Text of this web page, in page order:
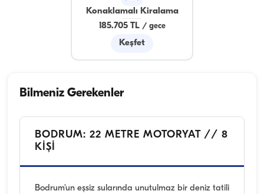
Konaklamalı Kiralama
185.705 TL/ gece
Keşfet
Bilmeniz Gerekenler
BODRUM: 22 METRE MOTORYAT // 8
KİŞİ
Bodrum'un eşsiz sularında unutulmaz bir deniz tatili